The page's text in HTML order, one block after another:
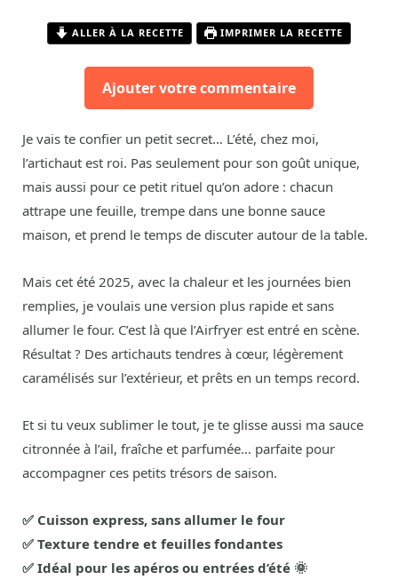
ALLER À LA RECETTE IMPRIMER LA RECETTE
Ajouter votre commentaire
Je vais te confier un petit secret… L’été, chez moi,
l’artichaut est roi. Pas seulement pour son goût unique,
mais aussi pour ce petit rituel qu’on adore : chacun
attrape une feuille, trempe dans une bonne sauce
maison, et prend le temps de discuter autour de la table.
Mais cet été 2025, avec la chaleur et les journées bien
remplies, je voulais une version plus rapide et sans
allumer le four. C’est là que l’Airfryer est entré en scène.
Résultat ? Des artichauts tendres à cœur, légèrement
caramélisés sur l’extérieur, et prêts en un temps record.
Et si tu veux sublimer le tout, je te glisse aussi ma sauce
citronnée à l’ail, fraîche et parfumée… parfaite pour
accompagner ces petits trésors de saison.
✅ Cuisson express, sans allumer le four
✅ Texture tendre et feuilles fondantes
✅ Idéal pour les apéros ou entrées d’été 🌞